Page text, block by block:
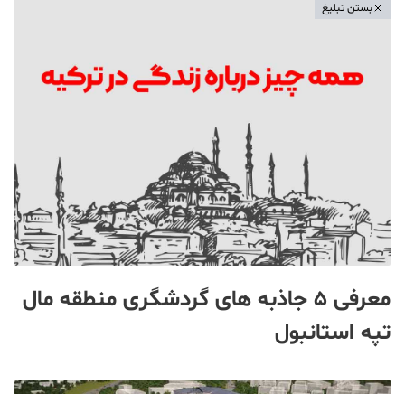
بستن تبلیغ
معرفی ۵ جاذبه های گردشگری منطقه مال
تپه استانبول